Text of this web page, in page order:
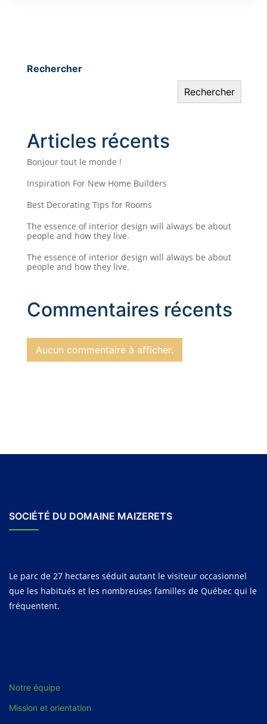
Rechercher
Rechercher
Articles récents
Bonjour tout le monde !
Inspiration For New Home Builders
Best Decorating Tips for Rooms
The essence of interior design will always be about
people and how they live.
The essence of interior design will always be about
people and how they live.
Commentaires récents
Aucun commentaire à afficher.
SOCIÉTÉ DU DOMAINE MAIZERETS
Le parc de 27 hectares séduit autant le visiteur occasionnel
que les habitués et les nombreuses familles de Québec qui le
fréquentent.
Notre équipe
Mission et orientation